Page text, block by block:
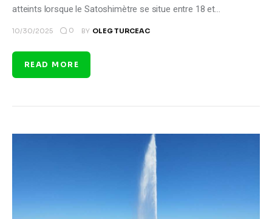
atteints lorsque le Satoshimètre se situe entre 18 et…
10/30/2025 0 BY OLEG TURCEAC
READ MORE